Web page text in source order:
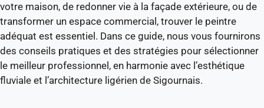
votre maison, de redonner vie à la façade extérieure, ou de
transformer un espace commercial, trouver le peintre
adéquat est essentiel. Dans ce guide, nous vous fournirons
des conseils pratiques et des stratégies pour sélectionner
le meilleur professionnel, en harmonie avec l’esthétique
fluviale et l’architecture ligérien de Sigournais.